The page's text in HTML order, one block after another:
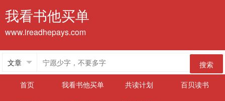
我看书他买单
www.ireadhepays.com
搜索
首页
我看书他买单 共读计划 百贝读书